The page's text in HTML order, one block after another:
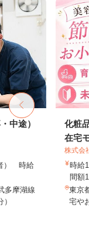
中途）
） 時給
多摩湖線
化粧
在宅
株式会
時給
間額
東京
宅や